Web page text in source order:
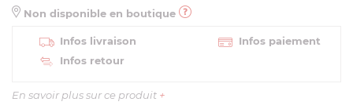
Non disponible en boutique
Infos livraison
Infos paiement
Infos retour
En savoir plus sur ce produit +